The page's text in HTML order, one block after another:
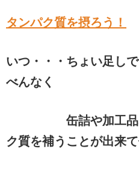
タンパク質を摂ろう！
いつ・・・ちょい足し
べんなく
缶詰や加工品な
ク質を補うことが出来